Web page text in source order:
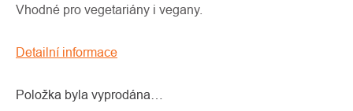
0,0
5
Položka byla vyprodána…
Vhodné pro vegetariány i vegany.
Detailní informace